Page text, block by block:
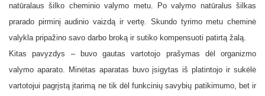
natūralaus šilko cheminio valymo metu. Po valymo natūralus šilkas
prarado pirminį audinio vaizdą ir vertę. Skundo tyrimo metu cheminė
valykla pripažino savo darbo broką ir sutiko kompensuoti patirtą žalą.
Kitas pavyzdys – buvo gautas vartotojo prašymas dėl organizmo
valymo aparato. Minėtas aparatas buvo įsigytas iš platintojo ir sukėlė
vartotojui pagrįstą įtarimą ne tik dėl funkcinių savybių patikimumo, bet ir